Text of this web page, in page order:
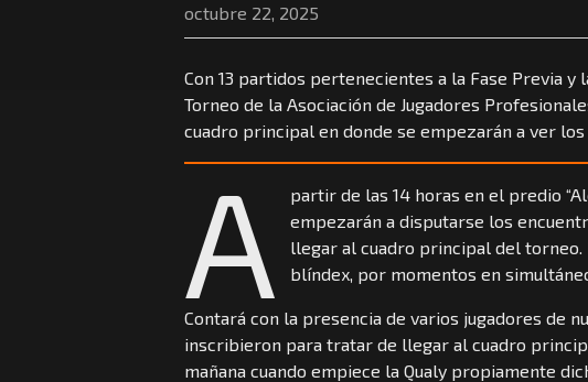
octubre 22, 2025
Con 13 partidos pertenecientes a la Fase Previa y
Torneo de la Asociación de Jugadores
cuadro principal en donde se empezarán a ver
A
partir de las 14 horas en el predio
empezarán a disputarse los
llegar al cuadro principal del torneo.
blíndex, por momentos en
Contará con la presencia de varios jugadores de
inscribieron para tratar de llegar al cuadro
mañana cuando empiece la Qualy propiamente